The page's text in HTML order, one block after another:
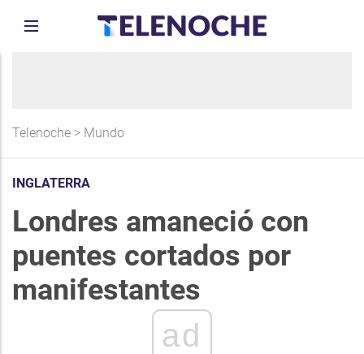
Telenoche > Mundo
INGLATERRA
Londres amaneció con
puentes cortados por
manifestantes
ad